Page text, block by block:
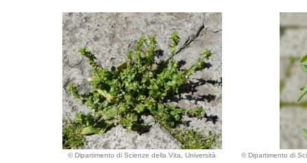
© Dipartimento di Scienze della Vita, Università
© Dipartimento di